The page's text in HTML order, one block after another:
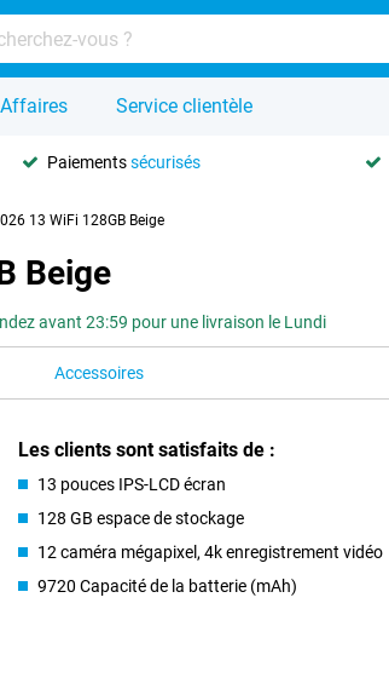
Affaires Service clientèle
Paiementssécurisés
13 WiFi 128GB Beige
Beige
avant 23:59 pour une livraison le Lundi
Accessoires
Les clients sont satisfaits de :
13 pouces IPS-LCD écran
128 GB espace de stockage
12 caméra mégapixel, 4k enregistrement vidéo
9720 Capacité de la batterie (mAh)